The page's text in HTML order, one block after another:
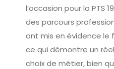
l’occasion pour la PTS
des parcours
ont mis en évidence le
ce qui démontre un
choix de métier, bien